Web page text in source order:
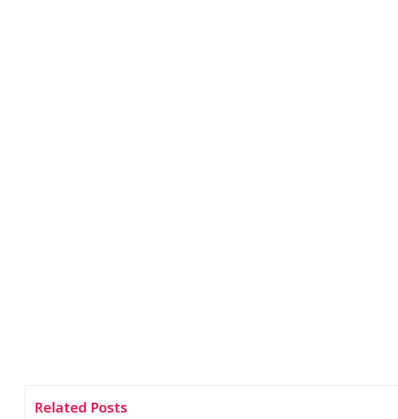
Related Posts